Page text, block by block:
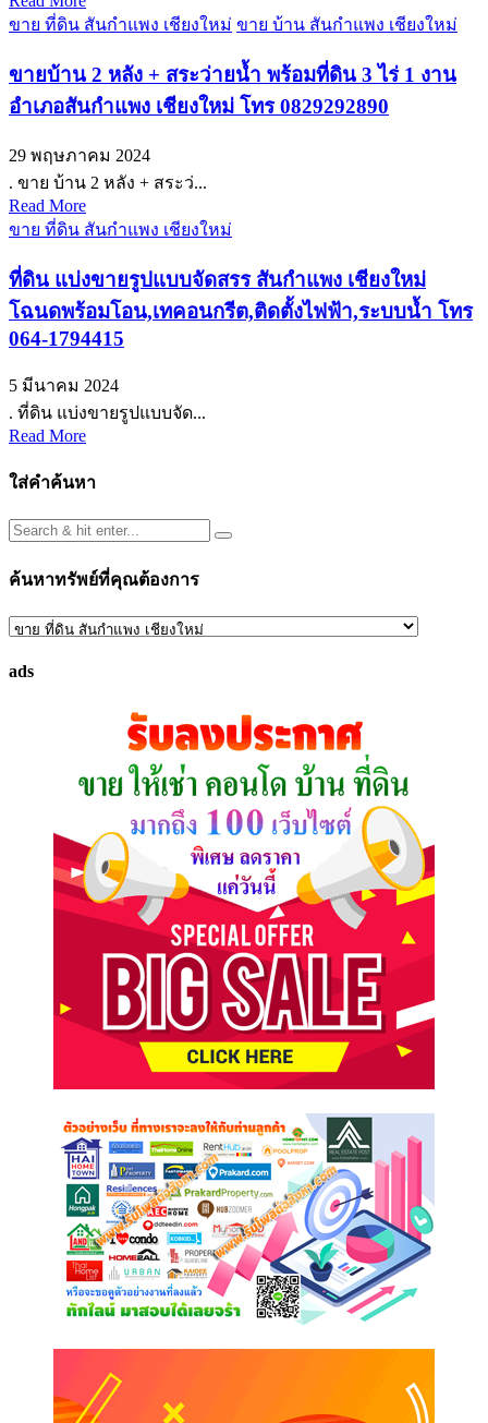
ขาย ที่ดิน สันกำแพง เชียงใหม่ ขาย บ้าน สันกำแพง เชียงใหม่
ขายบ้าน 2 หลัง + สระว่ายน้ำ พร้อมที่ดิน 3 ไร่ 1 งาน
อำเภอสันกำแพง เชียงใหม่ โทร 0829292890
29 พฤษภาคม 2024
. ขาย บ้าน 2 หลัง + สระว่...
Read More
ขาย ที่ดิน สันกำแพง เชียงใหม่
ที่ดิน แบ่งขายรูปแบบจัดสรร สันกำแพง เชียงใหม่
โฉนดพร้อมโอน,เทคอนกรีต,ติดตั้งไฟฟ้า,ระบบน้ำ โทร
064-1794415
5 มีนาคม 2024
. ที่ดิน แบ่งขายรูปแบบจัด...
Read More
ใส่คำค้นหา
ค้นหาทรัพย์ที่คุณต้องการ
ค้นหา
ที่
ads